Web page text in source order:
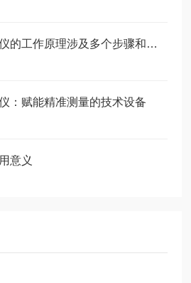
高精度直流功率分析仪的工作原理涉及多个步骤和功能
：赋能精准测量的技术设备
意义